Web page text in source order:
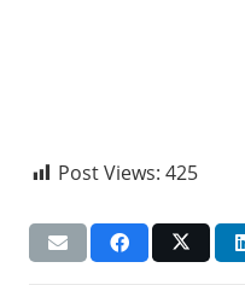
Post Views: 425